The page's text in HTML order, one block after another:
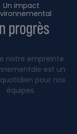
Un impact
progrès
notre empreinte
est un
pour nos
équipes.